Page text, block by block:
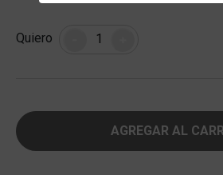
Quiero Cantidad
AGREGAR AL